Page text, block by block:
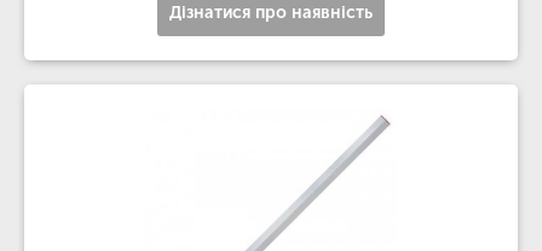
Дізнатися про наявність